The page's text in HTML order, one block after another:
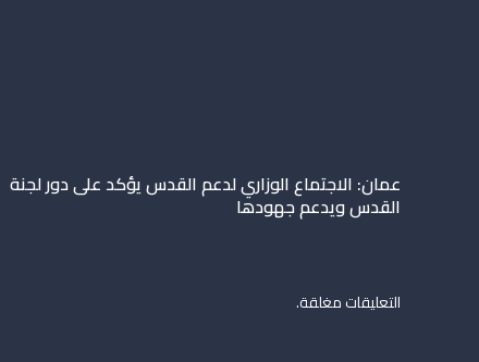
عمان: الاجتماع الوزاري لدعم القدس يؤكد على دور لجنة
القدس ويدعم جهودها
التعليقات مغلقة.